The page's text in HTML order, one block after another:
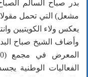
بدر صباح السالم
مشعل) التي تحمل
يعكس ولاء الكويتيين
وأضاف الشيخ صباح
الفعاليات الوطنية